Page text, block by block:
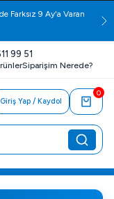
Farksız 9 Ay'a Varan
99 51
Siparişim Nerede?
Giriş Yap / Kaydol
0